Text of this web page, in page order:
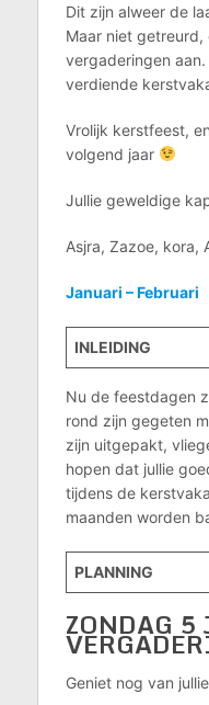
Dit zijn alweer de
Maar niet getreurd,
vergaderingen
verdiende
Vrolijk kerstfeest,
volgend jaar
Jullie geweldige
Asjra, Zazoe, kora,
Januari – Februari
INLEIDING
Nu de feestdagen
rond zijn gegeten
zijn uitgepakt,
hopen dat jullie
tijdens de
maanden worden
PLANNING
ZONDAG
Geniet nog van